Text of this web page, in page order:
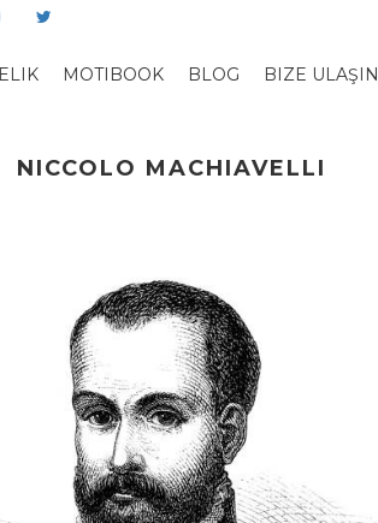
MOTIBOOK BLOG BIZE ULAŞIN
NICCOLO MACHIAVELLI